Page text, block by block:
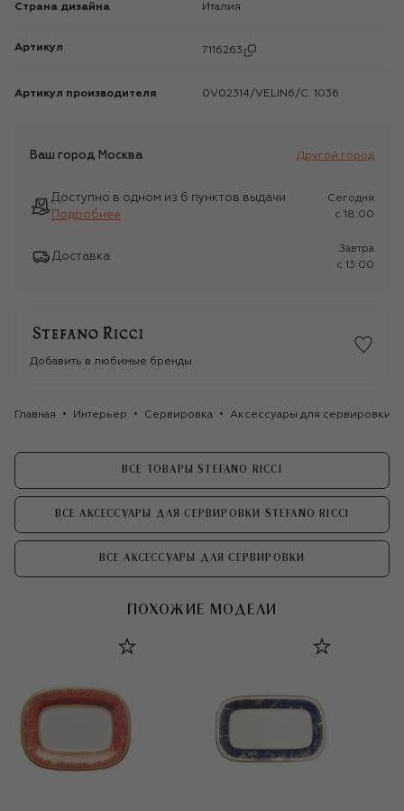
Страна дизайна Италия
Артикул 7116263
Артикул производителя 0V02314/VELIN6/C. 1036
Ваш город Москва Другой город
Доступно в одном из 6 пунктов выдачи
Подробнее
Сегодня
c 18:00
Доставка
Завтра
c 13:00
Добавить в любимые бренды
Главная Интерьер Сервировка Аксессуары для сервировки
ВСЕ ТОВАРЫ STEFANO RICCI
ВСЕ АКСЕССУАРЫ ДЛЯ СЕРВИРОВКИ STEFANO RICCI
ВСЕ АКСЕССУАРЫ ДЛЯ СЕРВИРОВКИ
ПОХОЖИЕ МОДЕЛИ